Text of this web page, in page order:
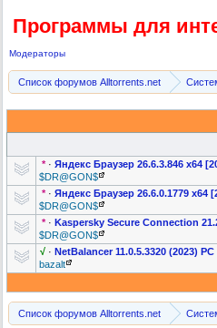
Программы для
Модераторы
Список форумов Alltorrents.net
* · Яндекс Браузер 26.6.3.846 x64
$DR@GON$
* · Яндекс Браузер 26.6.0.1779 x64
$DR@GON$
* · Kaspersky Secure Connection
$DR@GON$
√ · NetBalancer 11.0.5.3320 (2023) PC
bazalt
Список форумов Alltorrents.net